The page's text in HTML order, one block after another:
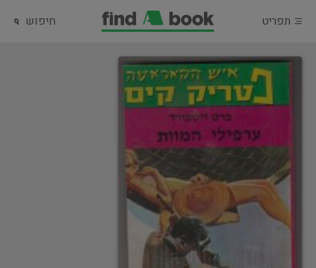
תפריט חיפוש